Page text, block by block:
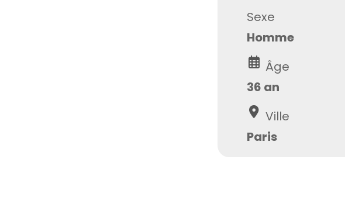
Sexe
Homme
Âge
36 an
Ville
Paris